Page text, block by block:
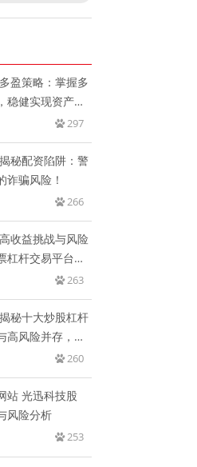
盈策略：掌握多
稳健实现资产增
297
秘配资陷阱：警
诈骗风险！
266
收益挑战与风险
杠杆交易平台的
263
秘十大炒股杠杆
高风险并存，投
260
站 光迅科技股
风险分析
253